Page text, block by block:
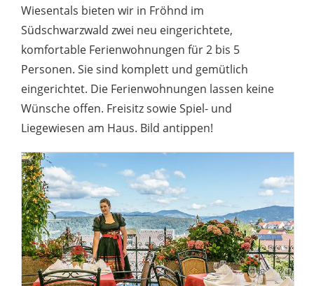
Wiesentals bieten wir in Fröhnd im
Südschwarzwald zwei neu eingerichtete,
komfortable Ferienwohnungen für 2 bis 5
Personen. Sie sind komplett und gemütlich
eingerichtet. Die Ferienwohnungen lassen keine
Wünsche offen. Freisitz sowie Spiel- und
Liegewiesen am Haus. Bild antippen!